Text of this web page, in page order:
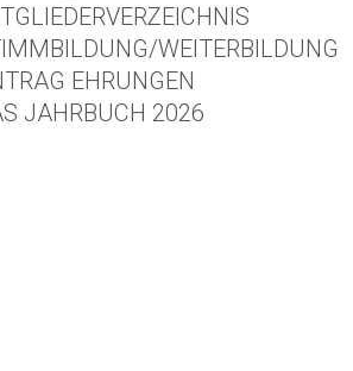
WEITERBILDUNG
EHRUNGEN
JAHRBUCH 2026